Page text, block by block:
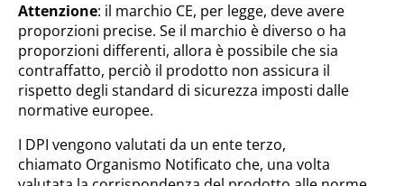
Attenzione: il marchio CE, per legge, deve avere
proporzioni precise. Se il marchio è diverso o ha
proporzioni differenti, allora è possibile che sia
contraffatto, perciò il prodotto non assicura il
rispetto degli standard di sicurezza imposti dalle
normative europee.
I DPI vengono valutati da un ente terzo,
chiamato Organismo Notificato che, una volta